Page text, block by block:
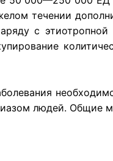
течении
с
людей. Общие